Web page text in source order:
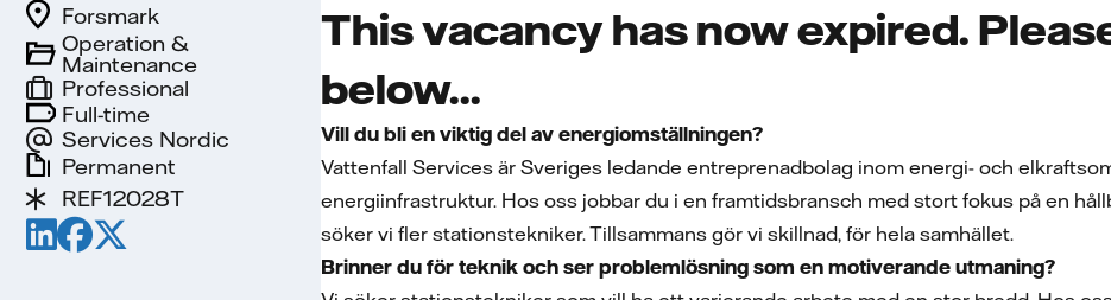
Full-time
Services Nordic
Forsmark
Professional
Operation &
Maintenance
Permanent
REF12028T
This vacancy has now expired.
below...
Vill du bli en viktig del av energiomställningen?
Vattenfall Services är Sveriges ledande entreprenadbolag inom energi- och
energiinfrastruktur. Hos oss jobbar du i en framtidsbransch med stort fokus på en
söker vi fler stationstekniker. Tillsammans gör vi skillnad, för hela samhället.
Brinner du för teknik och ser problemlösning som en motiverande utmaning?